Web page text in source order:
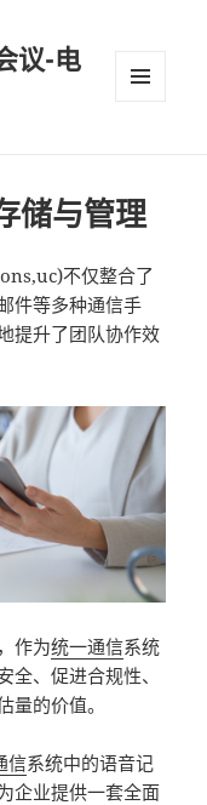
议-电
储与管理
不仅整合了
件等多种通信手
提升了团队协作效
作为统一通信系统
、促进合规性、
量的价值。
信系统中的语音记
企业提供一套全面